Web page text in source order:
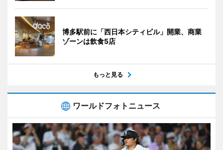
博多駅前に「西日本シティビル」開業、商業
ゾーンは飲食5店
もっと見る
ワールドフォトニュース